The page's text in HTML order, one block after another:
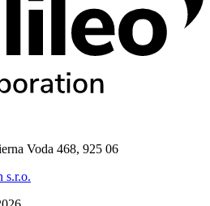
Voda 468, 925 06
s.r.o.